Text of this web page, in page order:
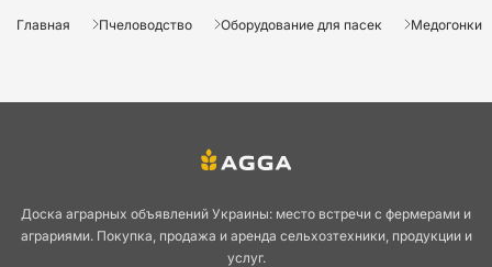
Главная Пчеловодство Оборудование для пасек Медогонки
Доска аграрных объявлений Украины: место встречи с фермерами и
аграриями. Покупка, продажа и аренда сельхозтехники, продукции и
услуг.